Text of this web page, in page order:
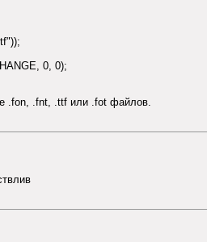
0, 0);
.fon, .fnt, .ttf или .fot файлов.